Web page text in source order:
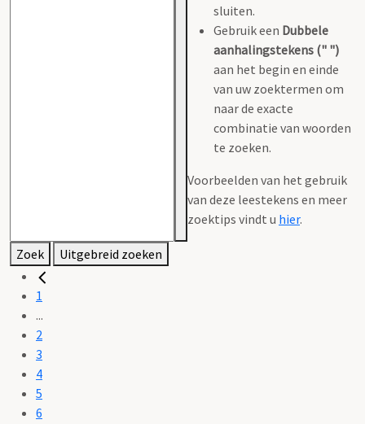
sluiten.
Gebruik een Dubbele
aanhalingstekens (" ")
aan het begin en einde
van uw zoektermen om
naar de exacte
combinatie van woorden
te zoeken.
Voorbeelden van het gebruik
van deze leestekens en meer
zoektips vindt u hier.
Zoek Uitgebreid zoeken
1
...
2
3
4
5
6